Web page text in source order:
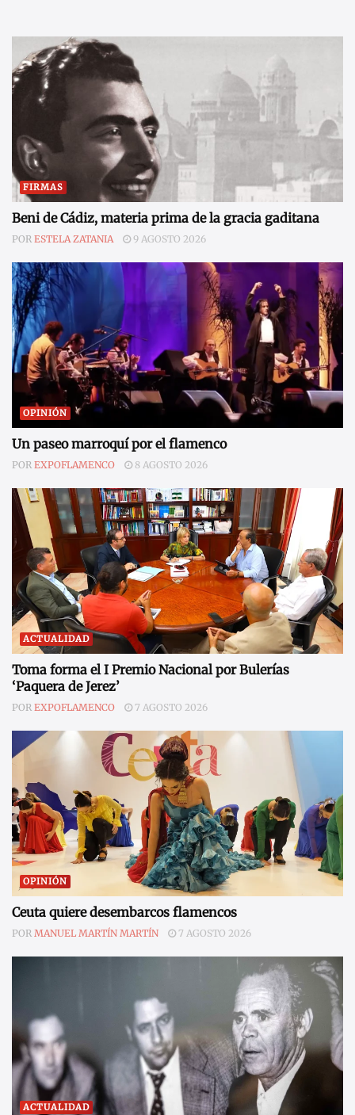
FIRMAS
Beni de Cádiz, materia prima de la gracia gaditana
POR ESTELA ZATANIA 9 AGOSTO 2026
OPINIÓN
Un paseo marroquí por el flamenco
POR EXPOFLAMENCO 8 AGOSTO 2026
ACTUALIDAD
Toma forma el I Premio Nacional por Bulerías
‘Paquera de Jerez’
POR EXPOFLAMENCO 7 AGOSTO 2026
OPINIÓN
Ceuta quiere desembarcos flamencos
POR MANUEL MARTÍN MARTÍN 7 AGOSTO 2026
ACTUALIDAD